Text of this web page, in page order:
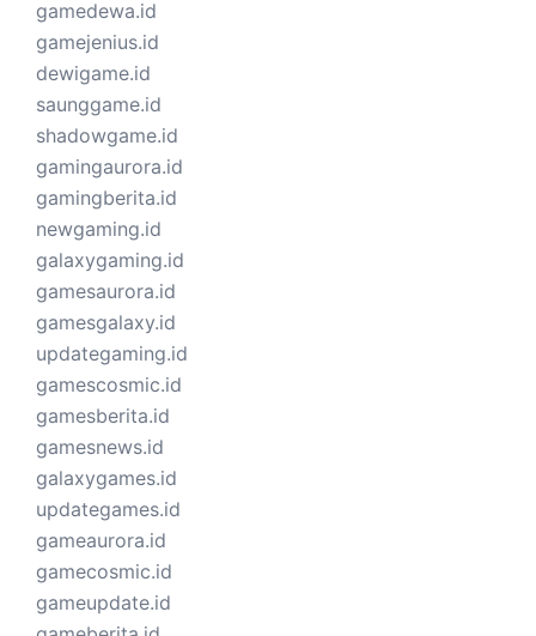
gamedewa.id
gamejenius.id
dewigame.id
saunggame.id
shadowgame.id
gamingaurora.id
gamingberita.id
newgaming.id
galaxygaming.id
gamesaurora.id
gamesgalaxy.id
updategaming.id
gamescosmic.id
gamesberita.id
gamesnews.id
galaxygames.id
updategames.id
gameaurora.id
gamecosmic.id
gameupdate.id